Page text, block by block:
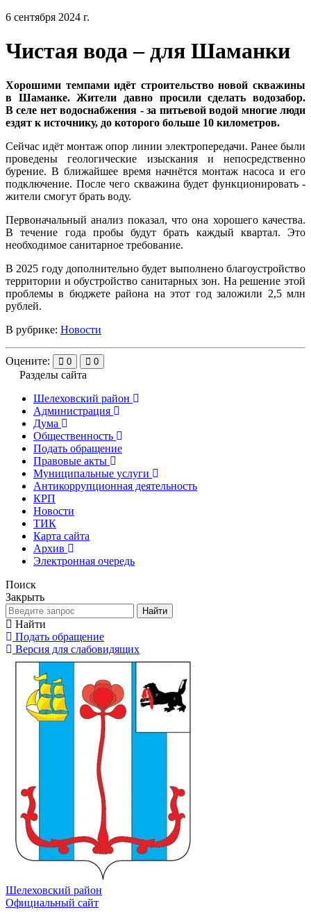
6 сентября 2024 г.
Чистая вода – для Шаманки
Хорошими темпами идёт строительство новой скважины
в Шаманке. Жители давно просили сделать водозабор.
В селе нет водоснабжения - за питьевой водой многие люди
ездят к источнику, до которого больше 10 километров.
Сейчас идёт монтаж опор линии электропередачи. Ранее были
проведены геологические изыскания и непосредственно
бурение. В ближайшее время начнётся монтаж насоса и его
подключение. После чего скважина будет функционировать -
жители смогут брать воду.
Первоначальный анализ показал, что она хорошего качества.
В течение года пробы будут брать каждый квартал. Это
необходимое санитарное требование.
В 2025 году дополнительно будет выполнено благоустройство
территории и обустройство санитарных зон. На решение этой
проблемы в бюджете района на этот год заложили 2,5 млн
рублей.
В рубрике: Новости
Оцените: 0 0
Разделы сайта
Шелеховский район
Администрация
Дума
Общественность
Подать обращение
Правовые акты
Муниципальные услуги
Антикоррупционная деятельность
КРП
Новости
ТИК
Карта сайта
Архив
Электронная очередь
Поиск
Закрыть
Найти
Найти
Подать обращение
Версия для слабовидящих
Шелеховский район
Официальный сайт